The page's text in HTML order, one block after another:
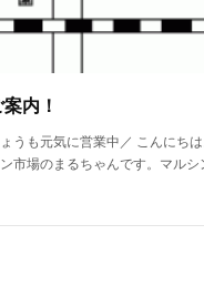
内！
うも元気に営業中／ こんにち
市場のまるちゃんです。マル